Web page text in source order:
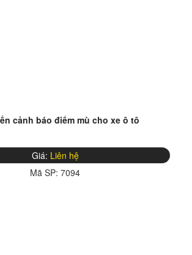
cảnh báo điểm mù cho xe ô tô
Giá: Liên hệ
Mã SP: 7094